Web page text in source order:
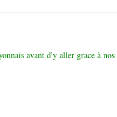
avant d'y aller grace à